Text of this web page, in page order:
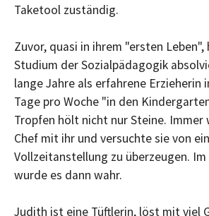
Taketool zuständig.
Zuvor, quasi in ihrem "ersten
Studium der Sozialpädagogik
lange Jahre als erfahrene Erzieherin
Tage pro Woche "in den
Tropfen hölt nicht nur Steine.
Chef mit ihr und versuchte sie von
Vollzeitanstellung zu überzeugen.
wurde es dann wahr.
Judith ist eine Tüftlerin, löst mit viel